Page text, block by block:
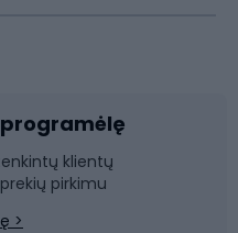
klientų
pirkimu
>